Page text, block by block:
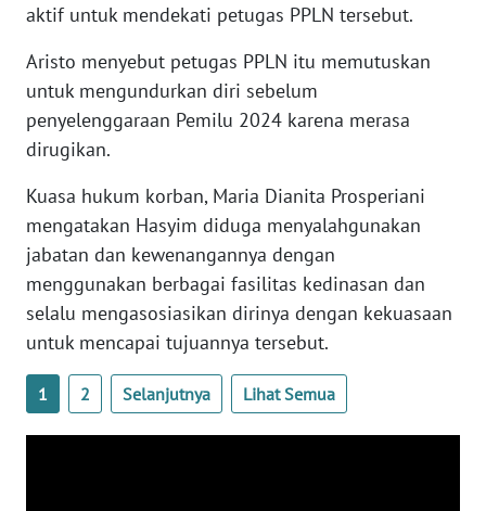
aktif untuk mendekati petugas PPLN tersebut.
Aristo menyebut petugas PPLN itu memutuskan
untuk mengundurkan diri sebelum
penyelenggaraan Pemilu 2024 karena merasa
dirugikan.
Kuasa hukum korban, Maria Dianita Prosperiani
mengatakan Hasyim diduga menyalahgunakan
jabatan dan kewenangannya dengan
menggunakan berbagai fasilitas kedinasan dan
selalu mengasosiasikan dirinya dengan kekuasaan
untuk mencapai tujuannya tersebut.
1 2 Selanjutnya Lihat Semua
BANTEN
WN
NTT
WN
KEPRI
WN
PAPUA
PAPUA
BARAT